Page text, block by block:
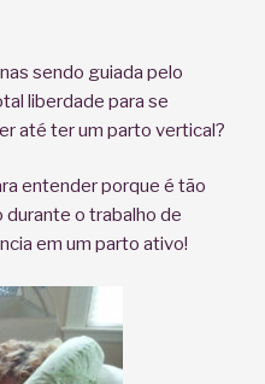
sendo guiada pelo
liberdade para se
até ter um parto vertical?
entender porque é tão
o trabalho de
em um parto ativo!